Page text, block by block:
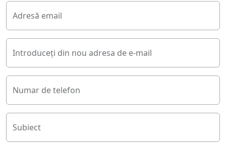
Adresă email
Introduceți din nou adresa de e-mail
Numar de telefon
Subiect